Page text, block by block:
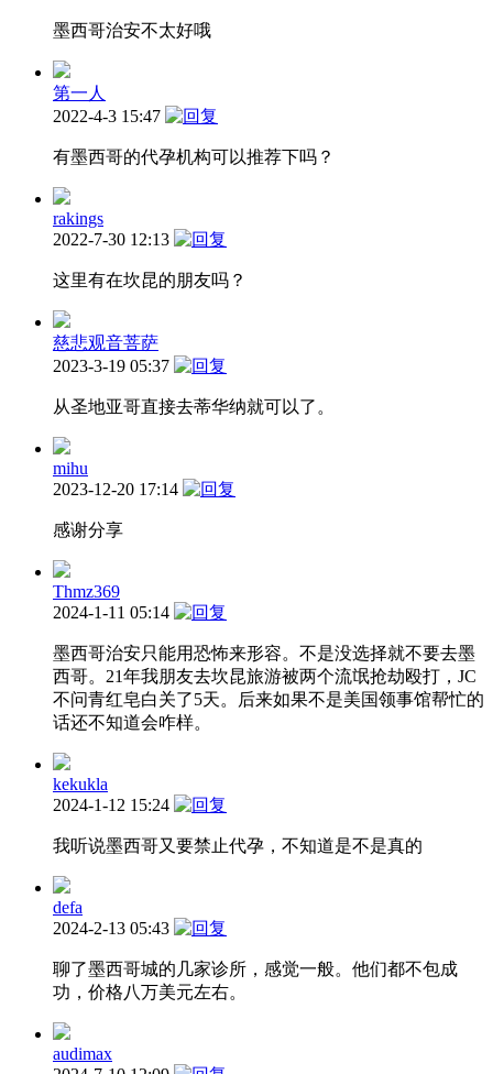
墨西哥治安不太好哦
第一人
2022-4-3 15:47
有墨西哥的代孕机构可以推荐下吗？
rakings
2022-7-30 12:13
这里有在坎昆的朋友吗？
慈悲观音菩萨
2023-3-19 05:37
从圣地亚哥直接去蒂华纳就可以了。
mihu
2023-12-20 17:14
感谢分享
Thmz369
2024-1-11 05:14
墨西哥治安只能用恐怖来形容。不是没选择就不要去墨
西哥。21年我朋友去坎昆旅游被两个流氓抢劫殴打，JC
不问青红皂白关了5天。后来如果不是美国领事馆帮忙的
话还不知道会咋样。
kekukla
2024-1-12 15:24
我听说墨西哥又要禁止代孕，不知道是不是真的
defa
2024-2-13 05:43
聊了墨西哥城的几家诊所，感觉一般。他们都不包成
功，价格八万美元左右。
audimax